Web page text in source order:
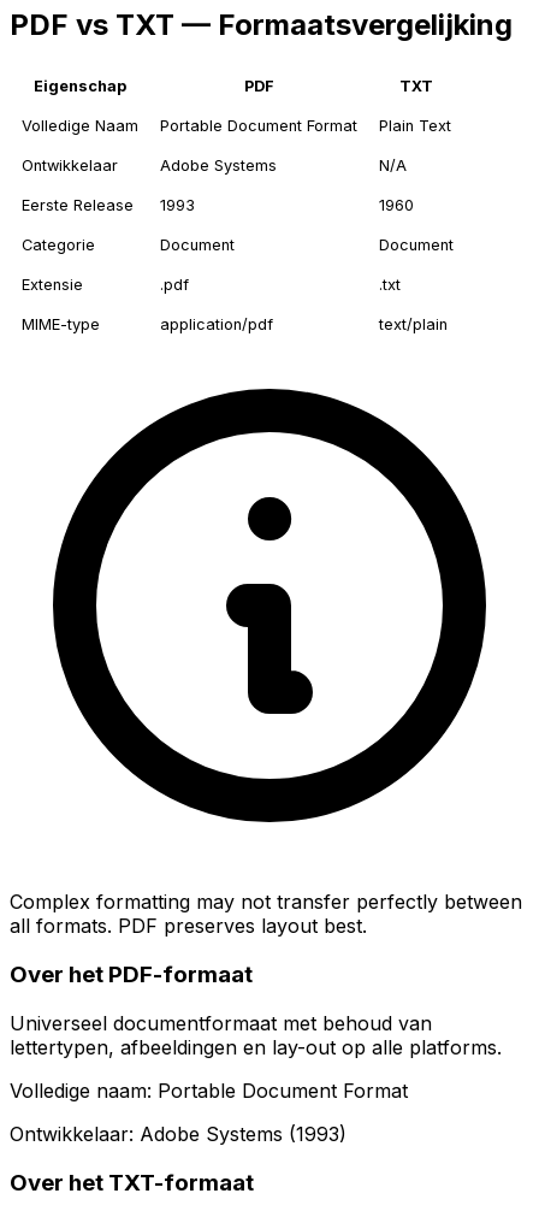
PDF vs TXT — Formaatsvergelijking
Eigenschap PDF TXT
Volledige Naam Portable Document Format Plain Text
Ontwikkelaar Adobe Systems N/A
Eerste Release 1993 1960
Categorie Document Document
Extensie .pdf .txt
MIME-type application/pdf text/plain
Complex formatting may not transfer perfectly between
all formats. PDF preserves layout best.
Over het PDF-formaat
Universeel documentformaat met behoud van
lettertypen, afbeeldingen en lay-out op alle platforms.
Volledige naam: Portable Document Format
Ontwikkelaar: Adobe Systems (1993)
Over het TXT-formaat